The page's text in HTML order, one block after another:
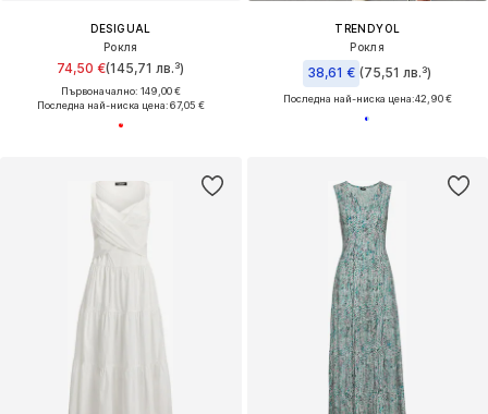
DESIGUAL
Рокля
74,50 €(145,71 лв.³)
Първоначално: 149,00 €
Последна най-ниска цена:67,05 €
TRENDYOL
Рокля
38,61 € (75,51 лв.³)
Последна най-ниска цена:42,90 €